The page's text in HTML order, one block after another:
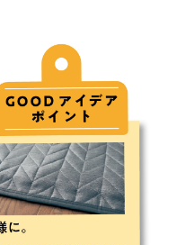
らしてご使用ください。